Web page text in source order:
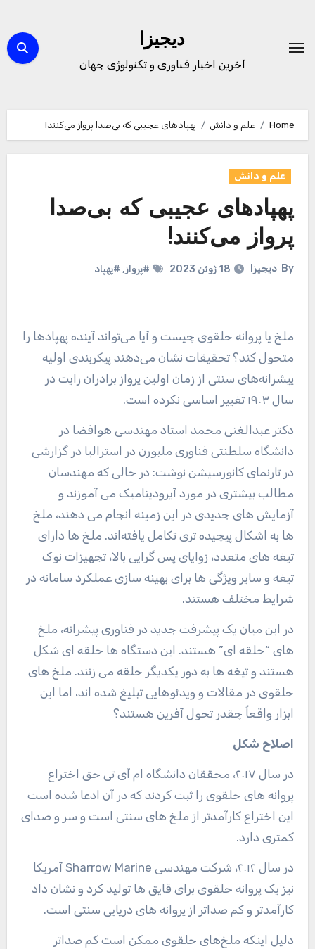
content
دیجیزا
آخرین اخبار فناوری و تکنولوژی جهان
Home علم و دانش پهپادهای عجیبی که بی‌صدا پرواز می‌کنند!
علم و دانش
پهپادهای عجیبی که بی‌صدا
پرواز می‌کنند!
By دیجیزا 18 ژوئن 2023 #پرواز, #پهپاد
ملخ یا پروانه حلقوی چیست و آیا می‌تواند آینده پهپادها را
متحول کند؟ تحقیقات نشان می‌دهند پیکربندی اولیه
پیشرانه‌های سنتی از زمان اولین پرواز برادران رایت در
سال ۱۹۰۳ تغییر اساسی نکرده است.
دکتر عبدالغنی محمد استاد مهندسی هوافضا در
دانشگاه سلطنتی فناوری ملبورن در استرالیا در گزارشی
در تارنمای کانورسیشن نوشت: در حالی که مهندسان
مطالب بیشتری در مورد آیرودینامیک می آموزند و
آزمایش های جدیدی در این زمینه انجام می دهند، ملخ
ها به اشکال پیچیده تری تکامل یافته‌اند. ملخ ها دارای
تیغه های متعدد، زوایای پس گرایی بالا، تجهیزات نوک
تیغه و سایر ویژگی ها برای بهینه سازی عملکرد سامانه در
شرایط مختلف هستند.
در این میان یک پیشرفت جدید در فناوری پیشرانه، ملخ
های “حلقه ای” هستند. این دستگاه ها حلقه ای شکل
هستند و تیغه ها به دور یکدیگر حلقه می زنند. ملخ های
حلقوی در مقالات و ویدئوهایی تبلیغ شده اند، اما این
ابزار واقعاً چقدر تحول آفرین هستند؟
اصلاح شکل
در سال ۲۰۱۷، محققان دانشگاه ام آی تی حق اختراع
پروانه های حلقوی را ثبت کردند که در آن ادعا شده است
این اختراع کارآمدتر از ملخ های سنتی است و سر و صدای
کمتری دارد.
در سال ۲۰۱۲، شرکت مهندسی Sharrow Marine آمریکا
نیز یک پروانه حلقوی برای قایق ها تولید کرد و نشان داد
کارآمدتر و کم صداتر از پروانه های دریایی سنتی است.
دلیل اینکه ملخ‌های حلقوی ممکن است کم صداتر